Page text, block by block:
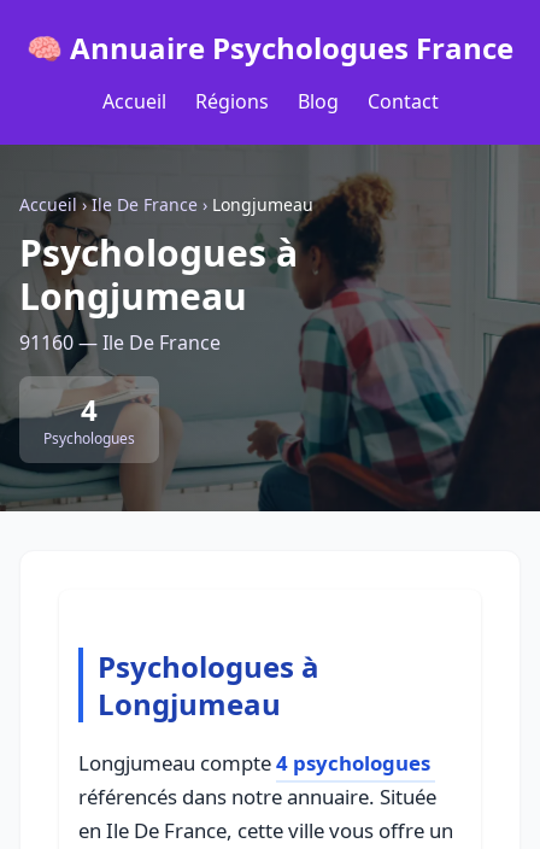
🧠 Annuaire Psychologues France
Accueil Régions Blog Contact
Accueil ›Ile De France › Longjumeau
Psychologues à
Longjumeau
91160 — Ile De France
4
Psychologues
Psychologues à
Longjumeau
Longjumeau compte4 psychologues
référencés dans notre annuaire. Située
en Ile De France, cette ville vous offre un